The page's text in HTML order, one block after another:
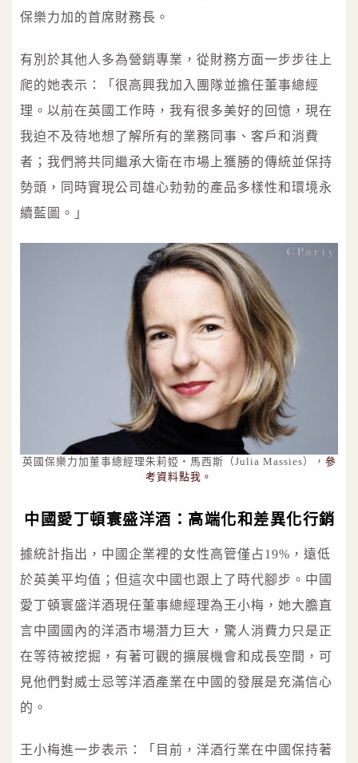
保樂力加的首席財務長。
有別於其他人多為營銷專業，從財務方面一步步往上
爬的她表示：「很高興我加入團隊並擔任董事總經
理。以前在英國工作時，我有很多美好的回憶，現在
我迫不及待地想了解所有的業務同事、客戶和消費
者；我們將共同繼承大衛在市場上獲勝的傳統並保持
勢頭，同時實現公司雄心勃勃的產品多樣性和環境永
續藍圖。」
英國保樂力加董事總經理朱莉婭‧馬西斯（Julia Massies）， 參
考資料點我。
中國愛丁頓寰盛洋酒：高端化和差異化行銷
據統計指出，中國企業裡的女性高管僅占19%，遠低
於英美平均值；但這次中國也跟上了時代腳步。中國
愛丁頓寰盛洋酒現任董事總經理為王小梅，她大膽直
言中國國內的洋酒市場潛力巨大，驚人消費力只是正
在等待被挖掘，有著可觀的擴展機會和成長空間，可
見他們對威士忌等洋酒產業在中國的發展是充滿信心
的。
王小梅進一步表示：「目前，洋酒行業在中國保持著